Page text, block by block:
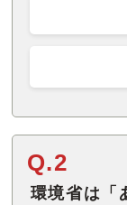
Q.2
環境省は「